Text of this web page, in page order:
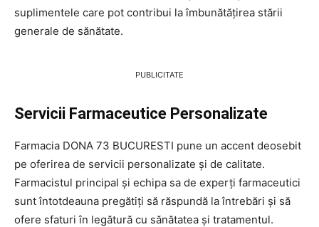
suplimentele care pot contribui la îmbunătățirea stării
generale de sănătate.
PUBLICITATE
Servicii Farmaceutice Personalizate
Farmacia DONA 73 BUCURESTI pune un accent deosebit
pe oferirea de servicii personalizate și de calitate.
Farmacistul principal și echipa sa de experți farmaceutici
sunt întotdeauna pregătiți să răspundă la întrebări și să
ofere sfaturi în legătură cu sănătatea și tratamentul.